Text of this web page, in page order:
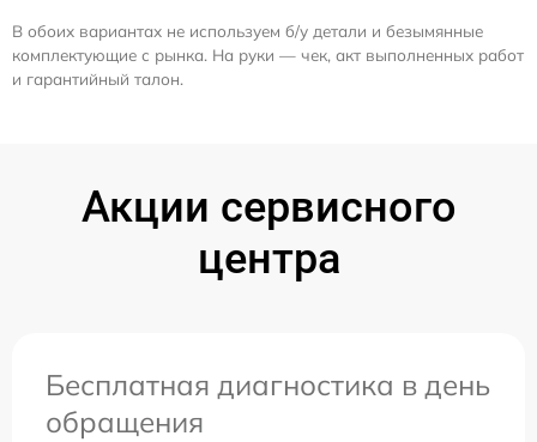
В обоих вариантах не используем б/у детали и безымянные
комплектующие с рынка. На руки — чек, акт выполненных работ
и гарантийный талон.
Акции сервисного
центра
Бесплатная диагностика в день
обращения